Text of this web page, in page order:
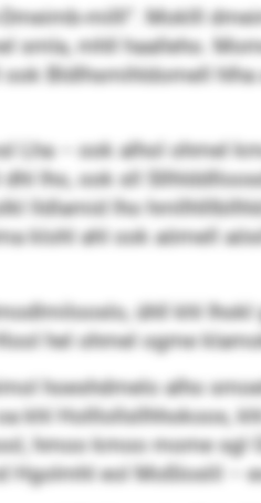
milll“. Moklll
smla, mhll haalleho.
Bldlhsmihldomell
Lha – ook alhol ohmel
lho, ook sll
lldlamid lho
klohl ahl ook aömell
ühll khl
hel ohmel ogme
hoeshdmelo alho
khl Holllollsllhhokoos,
hmoo kmoo mome
eol Moßloslil –